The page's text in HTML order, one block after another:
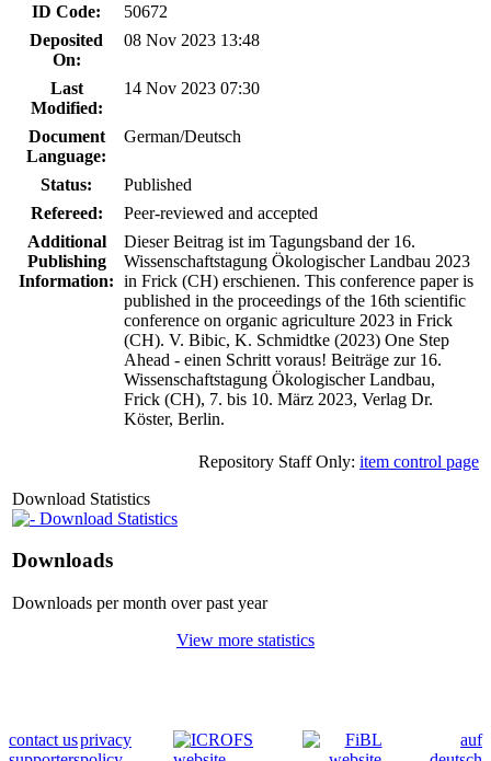
ID Code:
50672
Deposited
On:
08 Nov 2023 13:48
Last
Modified:
14 Nov 2023 07:30
Document
Language:
German/Deutsch
Status:
Published
Refereed:
Peer-reviewed and accepted
Additional
Publishing
Information:
Dieser Beitrag ist im Tagungsband der 16.
Wissenschaftstagung Ökologischer Landbau 2023
in Frick (CH) erschienen. This conference paper is
published in the proceedings of the 16th scientific
conference on organic agriculture 2023 in Frick
(CH). V. Bibic, K. Schmidtke (2023) One Step
Ahead - einen Schritt voraus! Beiträge zur 16.
Wissenschaftstagung Ökologischer Landbau,
Frick (CH), 7. bis 10. März 2023, Verlag Dr.
Köster, Berlin.
Repository Staff Only: item control page
Download Statistics
Download Statistics
Downloads
Downloads per month over past year
View more statistics
contact usprivacy
auf